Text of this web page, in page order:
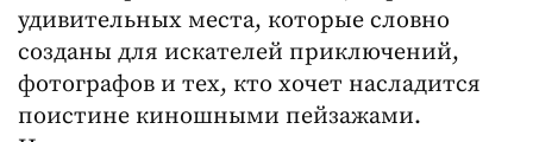
удивительных места, которые словно
созданы для искателей приключений,
фотографов и тех, кто хочет насладится
поистине киношными пейзажами.